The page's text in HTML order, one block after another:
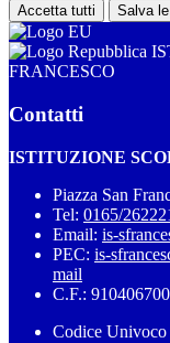
Accetta tutti Salva
FRANCESCO
Contatti
ISTITUZIONE
Piazza San
Tel: 0165/
Email: is-
PEC: is-
mail
C.F.:
Codice